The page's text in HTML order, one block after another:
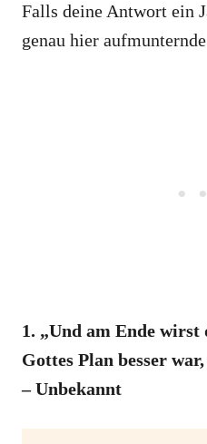
Falls deine Antwort ein
genau hier
1. „Und am Ende wirst
Gottes Plan besser
– Unbekannt